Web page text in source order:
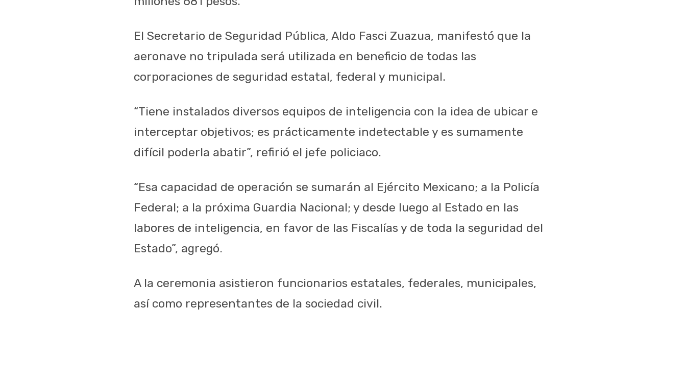
El Secretario de Seguridad Pública, Aldo Fasci Zuazua, manifestó que la
aeronave no tripulada será utilizada en beneficio de todas las
corporaciones de seguridad estatal, federal y municipal.
“Tiene instalados diversos equipos de inteligencia con la idea de ubicar e
interceptar objetivos; es prácticamente indetectable y es sumamente
difícil poderla abatir”, refirió el jefe policiaco.
“Esa capacidad de operación se sumarán al Ejército Mexicano; a la Policía
Federal; a la próxima Guardia Nacional; y desde luego al Estado en las
labores de inteligencia, en favor de las Fiscalías y de toda la seguridad del
Estado”, agregó.
A la ceremonia asistieron funcionarios estatales, federales, municipales,
así como representantes de la sociedad civil.